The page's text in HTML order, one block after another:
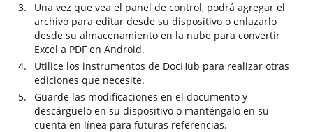
Una vez que vea el panel de control, podrá agregar el
archivo para editar desde su dispositivo o enlazarlo
desde su almacenamiento en la nube para convertir
Excel a PDF en Android.
Utilice los instrumentos de DocHub para realizar otras
ediciones que necesite.
Guarde las modificaciones en el documento y
descárguelo en su dispositivo o manténgalo en su
cuenta en línea para futuras referencias.